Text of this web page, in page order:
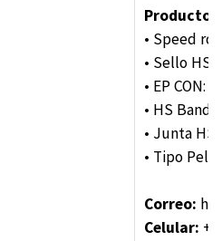
• Speed ​​ro
• Sello
• EP CON:
• HS
• Junta
• Tipo
Correo:
Celular: